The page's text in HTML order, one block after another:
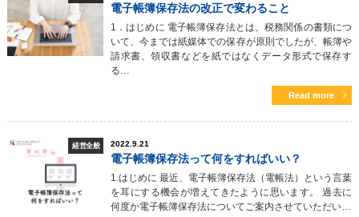
電子帳簿保存法の改正で変わること
1．はじめに 電子帳簿保存法とは、税務関係の書類につ
いて、今までは紙媒体での保存が原則でしたが、帳簿や
請求書、領収書などを紙ではなくデータ形式で保存す
る…
Read more
経営全般 2022.9.21
電子帳簿保存法って何をすればいい？
1.はじめに 最近、電子帳簿保存法（電帳法）という言葉
を耳にする機会が増えてきたように思います。 過去に
何度か電子帳簿保存法についてご案内させていただい…